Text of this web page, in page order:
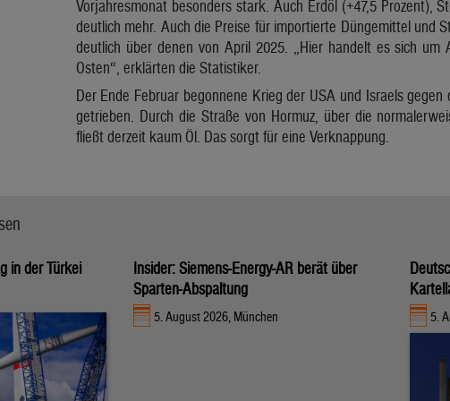
Vorjahresmonat besonders stark. Auch Erdöl (+47,5 Prozent),
deutlich mehr. Auch die Preise für importierte Düngemittel und
deutlich über denen von April 2025. „Hier handelt es sich
Osten“, erklärten die Statistiker.
Der Ende Februar begonnene Krieg der USA und Israels
getrieben. Durch die Straße von Hormuz, über die
fließt derzeit kaum Öl. Das sorgt für eine Verknappung.
in der Türkei
Insider: Siemens-Energy-AR berät über
Sparten-Abspaltung
5. August 2026, München 5.